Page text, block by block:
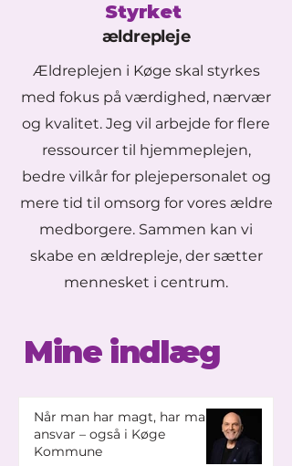
Styrket
ældrepleje
Ældreplejen i Køge skal styrkes
med fokus på værdighed, nærvær
og kvalitet. Jeg vil arbejde for flere
ressourcer til hjemmeplejen,
bedre vilkår for plejepersonalet og
mere tid til omsorg for vores ældre
medborgere. Sammen kan vi
skabe en ældrepleje, der sætter
mennesket i centrum.
Mine indlæg
Når man har magt, har man
ansvar – også i Køge
Kommune